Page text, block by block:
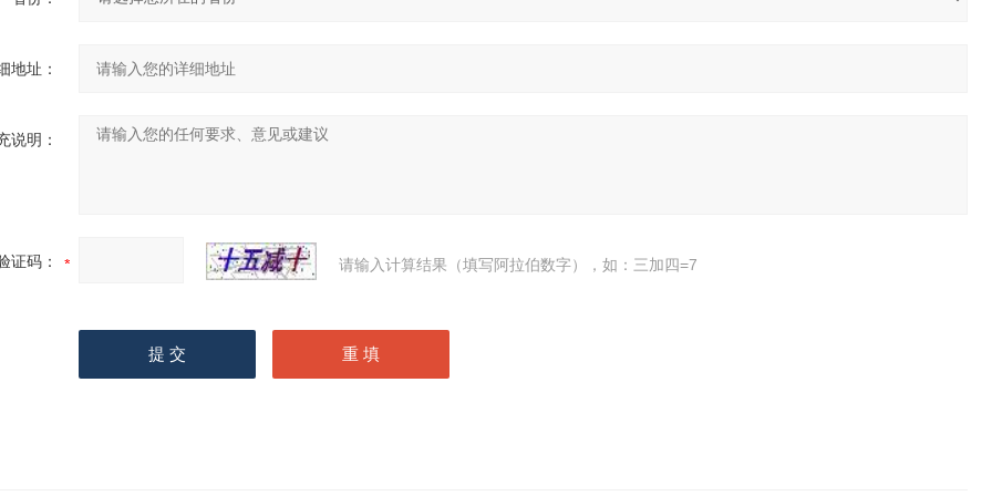
地址：
说明：
证码： 请输入计算结果（填写阿拉伯数字），如：三加四=7